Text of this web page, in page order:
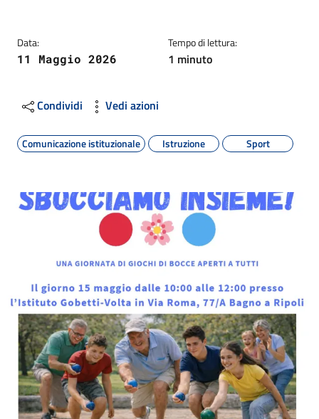
Data:
11 Maggio 2026
Tempo di lettura:
1 minuto
Condividi Vedi azioni
Comunicazione istituzionale Istruzione Sport
Image